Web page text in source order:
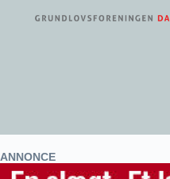
ANNONCE